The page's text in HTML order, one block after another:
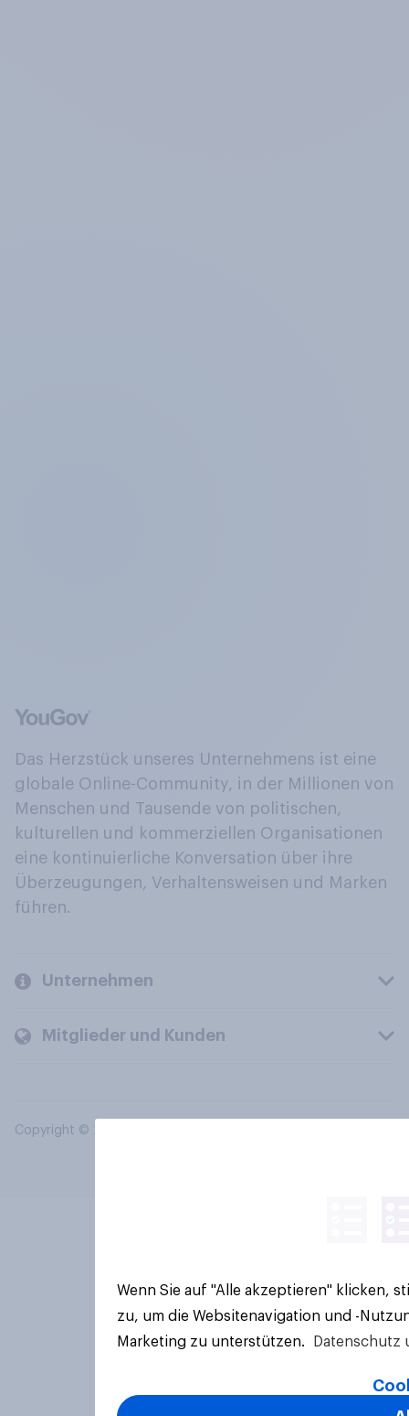
Das Herzstück unseres Unternehmens ist eine
globale Online-Community, in der Millionen von
Menschen und Tausende von politischen,
kulturellen und kommerziellen Organisationen
eine kontinuierliche Konversation über ihre
Überzeugungen, Verhaltensweisen und Marken
führen.
Unternehmen
Mitglieder und Kunden
Copyright © 2026 YouGov PLC. Alle Rechte vorbehalten.
Wenn Sie auf "Alle akzeptieren" klicken,
zu, um die Websitenavigation und -
Marketing zu unterstützen.
Datenschutz